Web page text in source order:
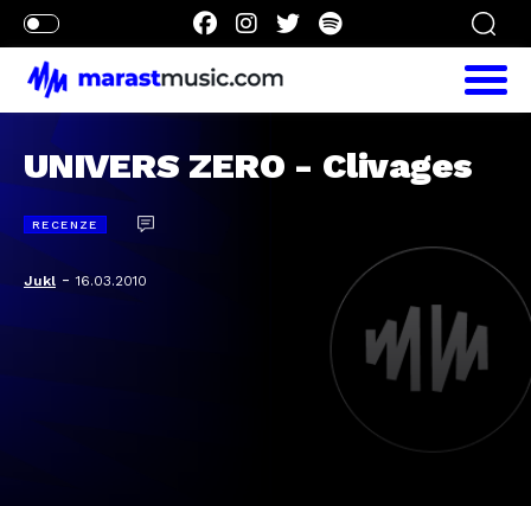
UNIVERS ZERO - Clivages
RECENZE
Jukl -16.03.2010